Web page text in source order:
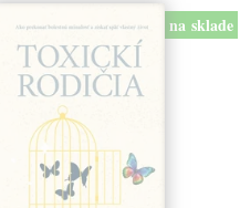
na sklade